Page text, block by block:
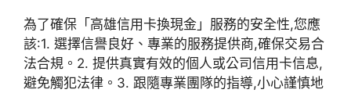
為了確保「高雄信用卡換現金」服務的安全性,您應
該:1. 選擇信譽良好、專業的服務提供商,確保交易合
法合規。2. 提供真實有效的個人或公司信用卡信息,
避免觸犯法律。3. 跟隨專業團隊的指導,小心謹慎地